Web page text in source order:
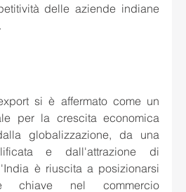
delle aziende indiane
si è affermato come un
per la crescita economica
globalizzazione, da una
e dall'attrazione di
è riuscita a posizionarsi
chiave nel commercio